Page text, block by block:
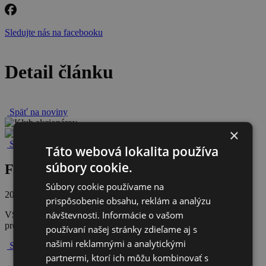
Sledujte nás na facebooku
Detail článku
Späť na noviny
Späť na všetky novinky
Február 2023
20. februára 2023
VSTUPENKOU K VÝNOSOM BUDE PRIPRAVENOSŤ –
prečítajte si viac v novom vydaní novín
Späť na všetky novinky
×
Táto webová lokalita používa
súbory cookie.
Súbory cookie používame na
prispôsobenie obsahu, reklám a analýzu
návštevnosti. Informácie o vašom
používaní našej stránky zdieľame aj s
našimi reklamnými a analytickými
partnermi, ktorí ich môžu kombinovať s